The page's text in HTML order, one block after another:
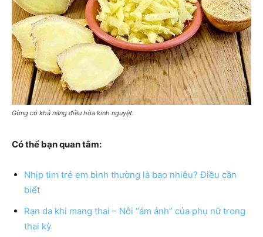
Gừng có khả năng điều hòa kinh nguyệt.
Có thể bạn quan tâm:
Nhịp tim trẻ em bình thường là bao nhiêu? Điều cần
biết
Rạn da khi mang thai – Nỗi “ám ảnh” của phụ nữ trong
thai kỳ